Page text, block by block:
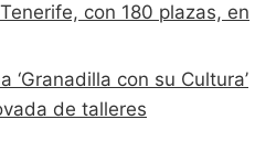
con 180 plazas, en
con su Cultura’
de talleres